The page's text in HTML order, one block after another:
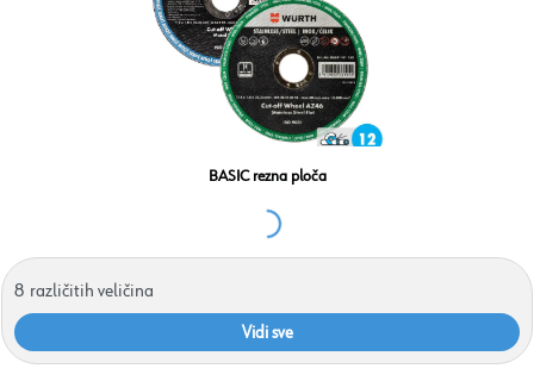
BASIC rezna ploča
8 različitih veličina
Vidi sve